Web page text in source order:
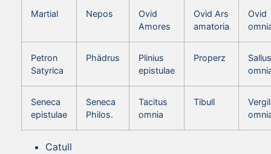
Martial Nepos
Ovid
Amores
Ovid Ars
amatoria
Ovid
Petron
Satyrica
Phädrus
Plinius
epistulae
Properz
Seneca
epistulae
Seneca
Philos.
Tacitus
omnia
Tibull
Vergil
Catull